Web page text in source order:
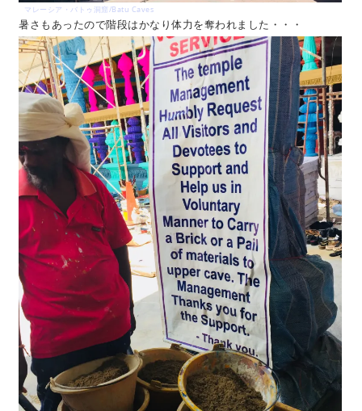
マレーシア・バトゥ洞窟/Batu Caves
暑さもあったので階段はかなり体力を奪われました・・・